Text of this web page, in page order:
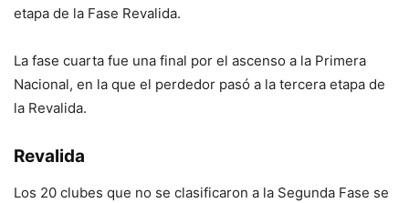
etapa de la Fase Revalida.
La fase cuarta fue una final por el ascenso a la Primera
Nacional, en la que el perdedor pasó a la tercera etapa de
la Revalida.
Revalida
Los 20 clubes que no se clasificaron a la Segunda Fase se